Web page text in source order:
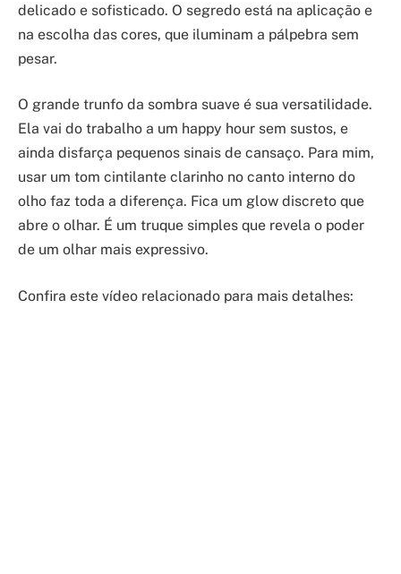
delicado e sofisticado. O segredo está na aplicação e
na escolha das cores, que iluminam a pálpebra sem
pesar.
O grande trunfo da sombra suave é sua versatilidade.
Ela vai do trabalho a um happy hour sem sustos, e
ainda disfarça pequenos sinais de cansaço. Para mim,
usar um tom cintilante clarinho no canto interno do
olho faz toda a diferença. Fica um glow discreto que
abre o olhar. É um truque simples que revela o poder
de um olhar mais expressivo.
Confira este vídeo relacionado para mais detalhes: